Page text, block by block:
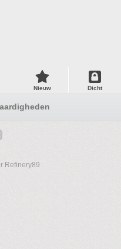
Nieuw Dicht
Refinery89